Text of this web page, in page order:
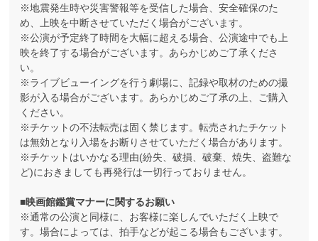
※地震発生時や災害警報等を受信した場合、安全確保のた
め、上映を中断させていただく場合がございます。
※公演が予定終了時間を大幅に超える場合、公演途中でも上
映を終了する場合がございます。あらかじめご了承くださ
い。
※ライブビューイングを行う劇場に、記録や取材のための撮
影が入る場合がございます。あらかじめご了承の上、ご購入
ください。
※チケットの不法転売は固く禁じます。転売されたチケット
は無効となり入場をお断りさせていただく場合があります。
※チケットはいかなる理由(紛失、破損、破棄、焼失、盗難な
ど)におきましても再発行は一切行っておりません。
■映画館鑑賞マナーに関するお願い
※通常の公演と同様に、お客様に楽しんでいただく上映で
す。場合によっては、拍手などが起こる場合もございます。